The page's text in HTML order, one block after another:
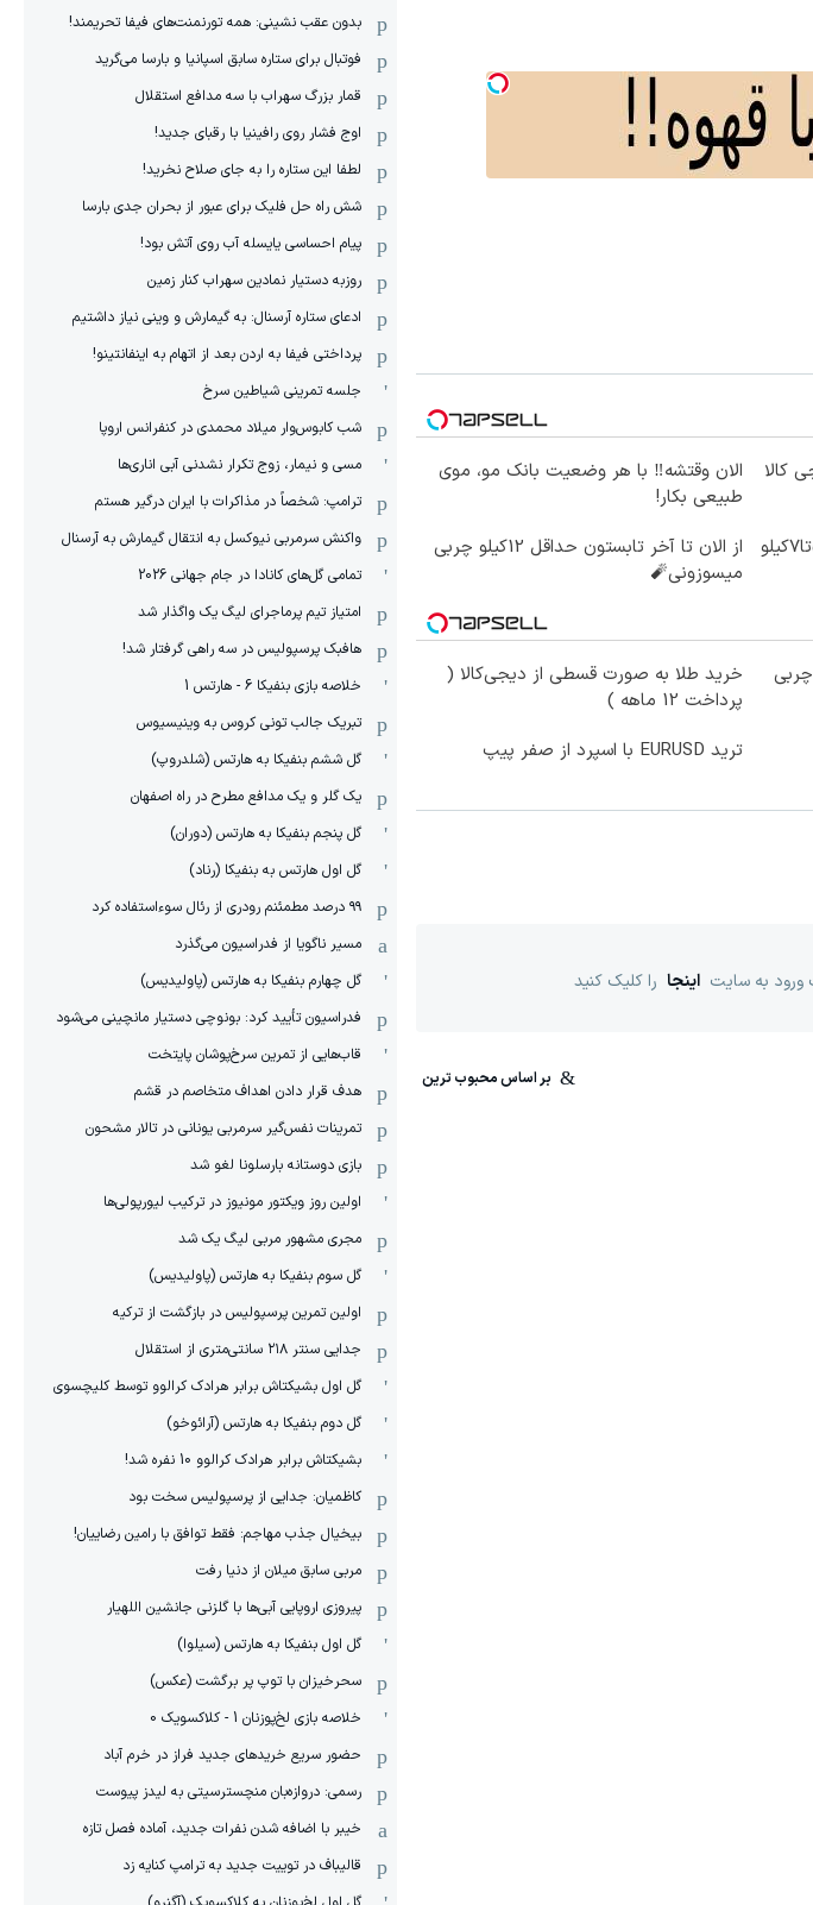
کالا
الان وقتشه‼️ با هر وضعیت بانک مو، موی
طبیعی بکار!
موثرترین روش کاهش وزن گیاهی! 5تا۷کیلو
از الان تا آخر تابستون حداقل 12کیلو چربی
میسوزونی🧨
حداقل 12کیلو چربی
خرید طلا به صورت قسطی از دیجی‌کالا (
پرداخت 12 ماهه )
ترید EURUSD با اسپرد از صفر پیپ
ورود به سایت اینجا را کلیک کنید
بدون عقب نشینی: همه تورنمنت‌های فیفا تحریمند!
فوتبال برای ستاره سابق اسپانیا و بارسا می‌گرید
قمار بزرگ سهراب با سه مدافع استقلال
اوج فشار روی رافینیا با رقبای جدید!
لطفا این ستاره را به جای صلاح نخرید!
شش راه حل فلیک برای عبور از بحران جدی بارسا
پیام احساسی یایسله آب روی آتش بود!
روزبه دستیار نمادین سهراب کنار زمین
ادعای ستاره آرسنال: به گیمارش و وینی نیاز داشتیم
پرداختی فیفا به اردن بعد از اتهام به اینفانتینو!
جلسه تمرینی شیاطین سرخ
شب کابوس‌وار میلاد محمدی در کنفرانس اروپا
مسی و نیمار، زوج تکرار نشدنی آبی اناری‌ها
ترامپ: شخصاً در مذاکرات با ایران درگیر هستم
واکنش سرمربی نیوکسل به انتقال گیمارش به آرسنال
تمامی گل‌های کانادا در جام جهانی 2026
امتیاز تیم پرماجرای لیگ یک واگذار شد
هافبک پرسپولیس در سه راهی گرفتار شد!
خلاصه بازی بنفیکا 6 - هارتس 1
تبریک جالب تونی کروس به وینیسیوس
گل ششم بنفیکا به هارتس (شلدروپ)
یک گلر و یک مدافع مطرح در راه اصفهان
گل پنجم بنفیکا به هارتس (دوران)
گل اول هارتس به بنفیکا (رناد)
۹۹ درصد مطمئنم رودری از رئال سوءاستفاده کرد
مسیر ناگویا از فدراسیون می‌گذرد
گل چهارم بنفیکا به هارتس (پاولیدیس)
فدراسیون تأیید کرد: بونوچی دستیار مانچینی می‌شود
قاب‌هایی از تمرین سرخ‌پوشان پایتخت
هدف قرار دادن اهداف متخاصم در قشم
‏تمرینات نفس‌گیر سرمربی یونانی در تالار مشحون
بازی دوستانه بارسلونا لغو شد
اولین روز ویکتور مونیوز در ترکیب لیورپولی‌ها
مجری مشهور مربی لیگ یک شد
گل سوم بنفیکا به هارتس (پاولیدیس)
اولین تمرین پرسپولیس در بازگشت از ترکیه
جدایی سنتر ۲۱۸ سانتی‌متری از استقلال
گل اول بشیکتاش برابر هرادک کرالوو توسط کلیچسوی
گل دوم بنفیکا به هارتس (آرائوخو)
بشیکتاش برابر هرادک کرالوو 10 نفره شد!
کاظمیان: جدایی از پرسپولیس سخت بود
بیخیال جذب مهاجم: فقط توافق با رامین رضاییان!
مربی سابق میلان از دنیا رفت
پیروزی اروپایی آبی‌ها با گلزنی جانشین اللهیار
گل اول بنفیکا به هارتس (سیلوا)
سحرخیزان با توپ پر برگشت (عکس)
خلاصه بازی لخ‌پوزنان 1 - کلاکسویک 0
حضور سریع خریدهای جدید فراز در خرم آباد
رسمی: دروازه‌بان منچسترسیتی به لیدز پیوست
خیبر با اضافه شدن نفرات جدید، آماده فصل تازه
قالیباف در توییت جدید به ترامپ کنایه زد